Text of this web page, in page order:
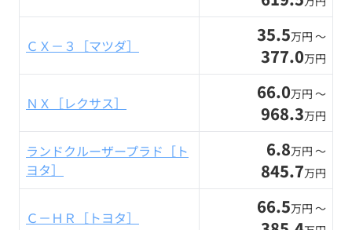
ＣＸ－３［マツダ］ 35.5万円 〜
377.0万円
ＮＸ［レクサス］ 66.0万円 〜
968.3万円
ランドクルーザープラド［ト
ヨタ］
6.8万円 〜
845.7万円
Ｃ－ＨＲ［トヨタ］ 66.5万円 〜